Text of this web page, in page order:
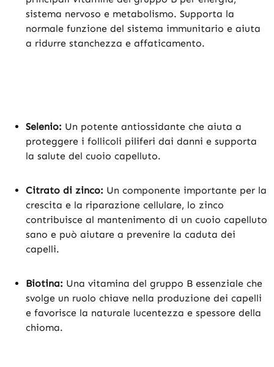
sistema nervoso e metabolismo. Supporta la
normale funzione del sistema immunitario e aiuta
a ridurre stanchezza e affaticamento.
Selenio: Un potente antiossidante che aiuta a
proteggere i follicoli piliferi dai danni e supporta
la salute del cuoio capelluto.
Citrato di zinco: Un componente importante per la
crescita e la riparazione cellulare, lo zinco
contribuisce al mantenimento di un cuoio capelluto
sano e può aiutare a prevenire la caduta dei
capelli.
Biotina: Una vitamina del gruppo B essenziale che
svolge un ruolo chiave nella produzione dei capelli
e favorisce la naturale lucentezza e spessore della
chioma.